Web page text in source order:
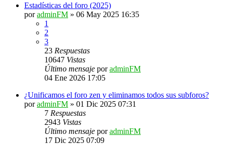
Estadísticas del foro (2025)
poradminFM » 06 May 2025 16:35
1
2
3
23 Respuestas
10647 Vistas
Último mensaje poradminFM
04 Ene 2026 17:05
¿Unificamos el foro zen y eliminamos todos sus subforos?
poradminFM » 01 Dic 2025 07:31
7 Respuestas
2943 Vistas
Último mensaje poradminFM
17 Dic 2025 07:09